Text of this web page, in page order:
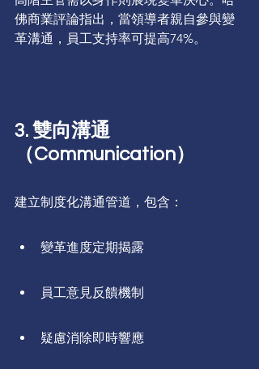
佛商業評論指出，當領導者親自參與變
革溝通，員工支持率可提高74%。
3. 雙向溝通
（Communication）
建立制度化溝通管道，包含：
變革進度定期揭露
員工意見反饋機制
疑慮消除即時響應